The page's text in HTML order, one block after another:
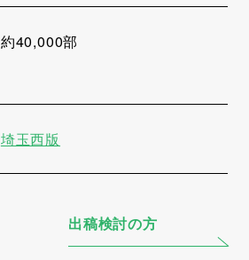
約40,000部
埼玉西版
出稿検討の方